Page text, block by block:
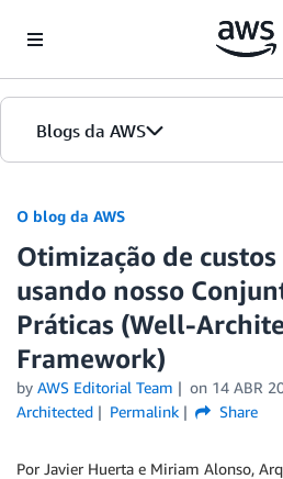
Blogs da AWS
Página inicial
Edições
O blog da AWS
Otimização de custos
usando nosso
Práticas (Well-
Framework)
by AWS Editorial Team on 14 ABR
Architected
Permalink Share
Por Javier Huerta e Miriam Alonso,